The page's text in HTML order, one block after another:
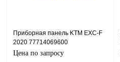
Приборная панель KTM EXC-F
2020 77714069600
Цена по запросу